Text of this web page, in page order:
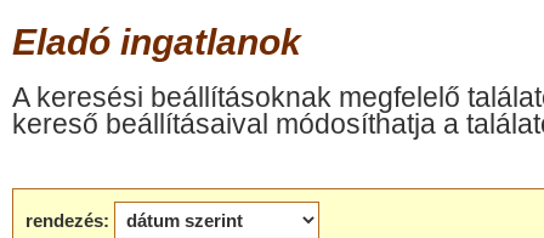
Eladó ingatlanok
A keresési beállításoknak megfelelő
kereső beállításaival módosíthatja a
rendezés: